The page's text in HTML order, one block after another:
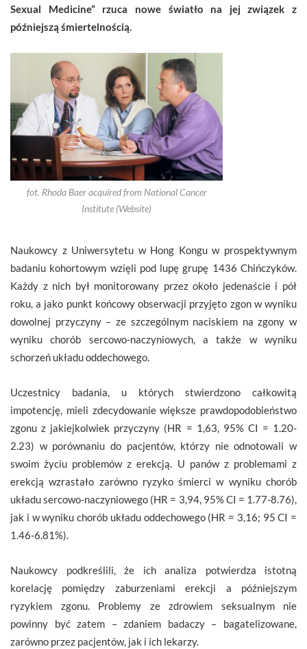
Sexual Medicine” rzuca nowe światło na jej związek z
późniejszą śmiertelnością.
fot. Rhoda Baer acquired from National Cancer
Institute (Website)
Naukowcy z Uniwersytetu w Hong Kongu w prospektywnym
badaniu kohortowym wzięli pod lupę grupę 1436 Chińczyków.
Każdy z nich był monitorowany przez około jedenaście i pół
roku, a jako punkt końcowy obserwacji przyjęto zgon w wyniku
dowolnej przyczyny – ze szczególnym naciskiem na zgony w
wyniku chorób sercowo-naczyniowych, a także w wyniku
schorzeń układu oddechowego.
Uczestnicy badania, u których stwierdzono całkowitą
impotencję, mieli zdecydowanie większe prawdopodobieństwo
zgonu z jakiejkolwiek przyczyny (HR = 1,63, 95% CI = 1.20-
2.23) w porównaniu do pacjentów, którzy nie odnotowali w
swoim życiu problemów z erekcją. U panów z problemami z
erekcją wzrastało zarówno ryzyko śmierci w wyniku chorób
układu sercowo-naczyniowego (HR = 3,94, 95% CI = 1.77-8.76),
jak i w wyniku chorób układu oddechowego (HR = 3,16; 95 CI =
1.46-6.81%).
Naukowcy podkreślili, że ich analiza potwierdza istotną
korelację pomiędzy zaburzeniami erekcji a późniejszym
ryzykiem zgonu. Problemy ze zdrowiem seksualnym nie
powinny być zatem – zdaniem badaczy – bagatelizowane,
zarówno przez pacjentów, jak i ich lekarzy.